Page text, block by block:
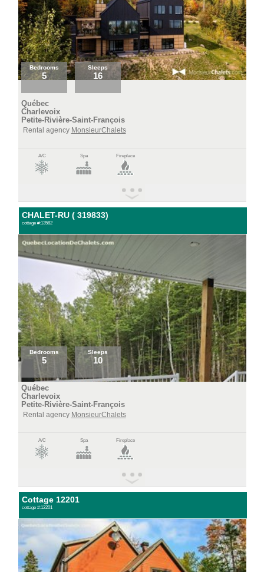
Bedrooms
5
Sleeps
16
Québec
Charlevoix
Petite-Rivière-Saint-François
Rental agency MonsieurChalets
A/C Spa Fireplace
CHALET-RU ( 319833)
cottage #:13582
Bedrooms
5
Sleeps
10
Québec
Charlevoix
Petite-Rivière-Saint-François
Rental agency MonsieurChalets
A/C Spa Fireplace
Cottage 12201
cottage #:12201